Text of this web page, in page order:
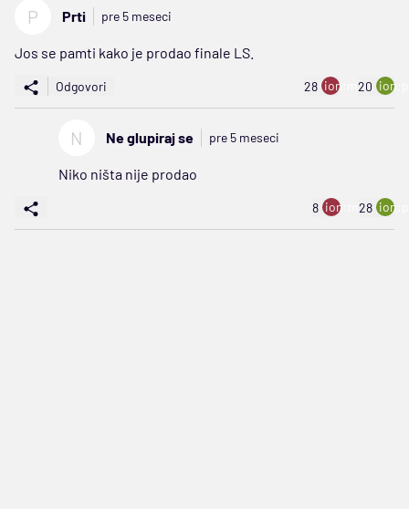
P Prti pre 5 meseci
Jos se pamti kako je prodao finale LS.
Odgovori 28 ion:minus
20
N Ne glupiraj se pre 5 meseci
Niko ništa nije prodao
8 ion:minus
28